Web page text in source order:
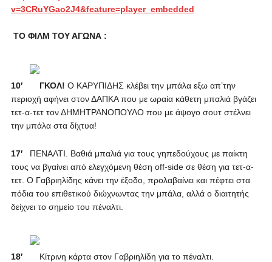
v=3CRuYGao2J4&feature=player_embedded
ΤΟ ΦΙΛΜ ΤΟΥ ΑΓΩΝΑ :
10′ ΓΚΟΛ! Ο ΚΑΡΥΠΙΔΗΣ κλέβει την μπάλα εξω απ’την
περιοχή αφήνει στον ΔΑΠΚΑ που με ωραία κάθετη μπαλιά βγάζει
τετ-α-τετ τον ΔΗΜΗΤΡΑΝΟΠΟΥΛΟ που με άψογο σουτ στέλνει
την μπάλα στα δίχτυα!
17′ΠΕΝΑΛΤΙ. Βαθιά μπαλιά για τους γηπεδούχους με παίκτη
τους να βγαίνει από ελεγχόμενη θέση off-side σε θέση για τετ-α-
τετ. Ο Γαβριηλίδης κάνει την έξοδο, προλαβαίνει και πέφτει στα
πόδια του επιθετικού διώχνωντας την μπάλα, αλλά ο διαιτητής
δείχνει το σημείο του πέναλτι.
18′ Κίτρινη κάρτα στον Γαβριηλίδη για το πέναλτι.